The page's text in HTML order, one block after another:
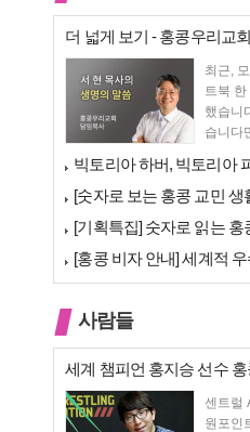
더 넓게 보기 - 홍콩우리교
최근,
트북
했습니
습니다
사람들
센트럴
원포인